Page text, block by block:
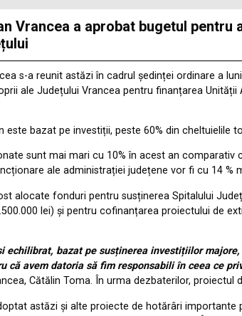
Vrancea a aprobat bugetul
s-a reunit astăzi în cadrul ședinței ordinare a
ale Județului Vrancea pentru finanțarea
este bazat pe investiții, peste 60% din cheltuielile
sunt mai mari cu 10% în acest an
ale administrației județene vor fi cu 14 %
alocate fonduri pentru susținerea Spitalului
lei) și pentru cofinanțarea proiectului de
echilibrat, bazat pe susținerea investițiilor
că avem datoria să fim responsabili în ceea ce
Cătălin Toma. În urma dezbaterilor,
astăzi și alte proiecte de hotărâri